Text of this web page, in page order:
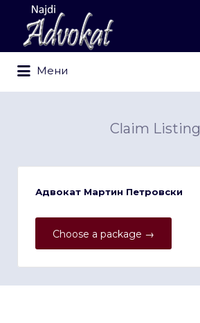
Search
for:
Мени
for:
Claim Listing
Адвокат Мартин Петровски